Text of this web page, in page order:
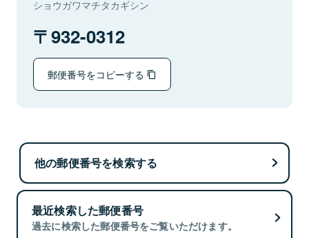
ショウガワマチタカギシン
932-0312
郵便番号をコピーする
他の郵便番号を検索する
最近検索した郵便番号
過去に検索した郵便番号をご覧いただけます。